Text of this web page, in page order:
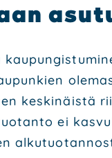
kes­ki­näis­tä
ei